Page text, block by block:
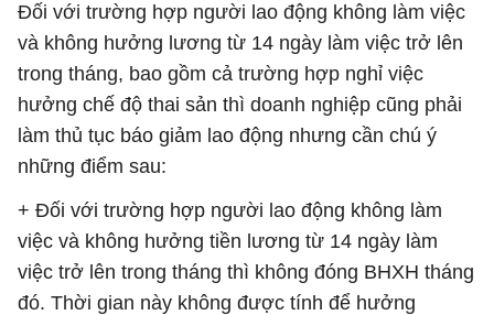
Đối với trường hợp người lao động không làm việc
và không hưởng lương từ 14 ngày làm việc trở lên
trong tháng, bao gồm cả trường hợp nghỉ việc
hưởng chế độ thai sản thì doanh nghiệp cũng phải
làm thủ tục báo giảm lao động nhưng cần chú ý
những điểm sau:
+ Đối với trường hợp người lao động không làm
việc và không hưởng tiền lương từ 14 ngày làm
việc trở lên trong tháng thì không đóng BHXH tháng
đó. Thời gian này không được tính để hưởng